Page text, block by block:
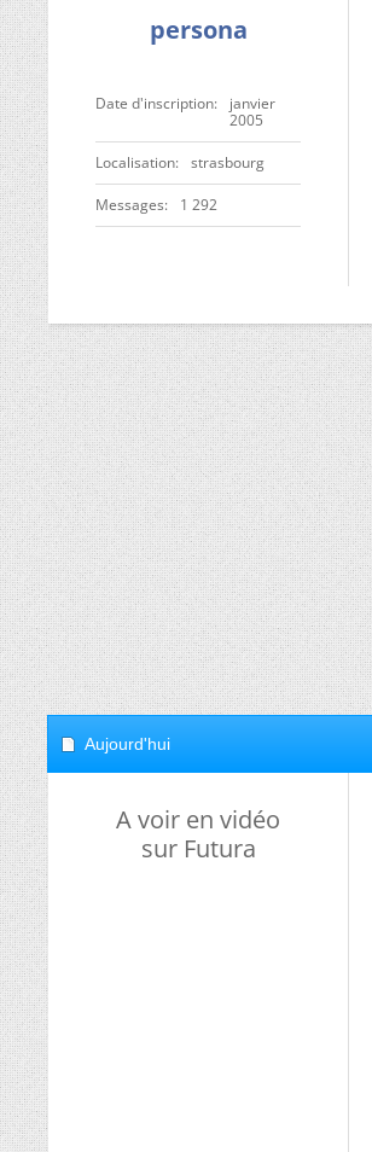
persona
Date d'inscription
janvier
2005
Localisation strasbourg
Messages 1 292
Aujourd'hui
A voir en vidéo
sur Futura